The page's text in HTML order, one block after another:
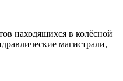
находящихся в колёсной
магистрали,